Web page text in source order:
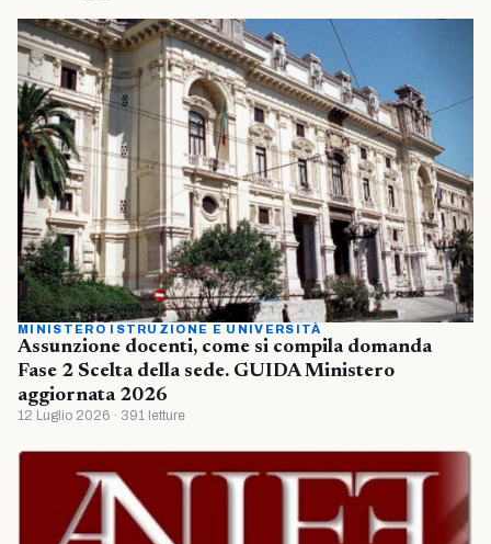
MINISTERO ISTRUZIONE E UNIVERSITÀ
Assunzione docenti, come si compila domanda
Fase 2 Scelta della sede. GUIDA Ministero
aggiornata 2026
12 Luglio 2026 · 391 letture